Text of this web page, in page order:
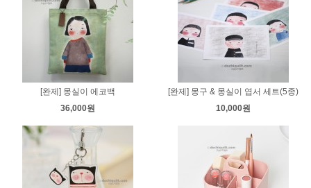
[완제] 몽실이 에코백
36,000원
[완제] 몽구 & 몽실이 엽서 세트(5종)
10,000원